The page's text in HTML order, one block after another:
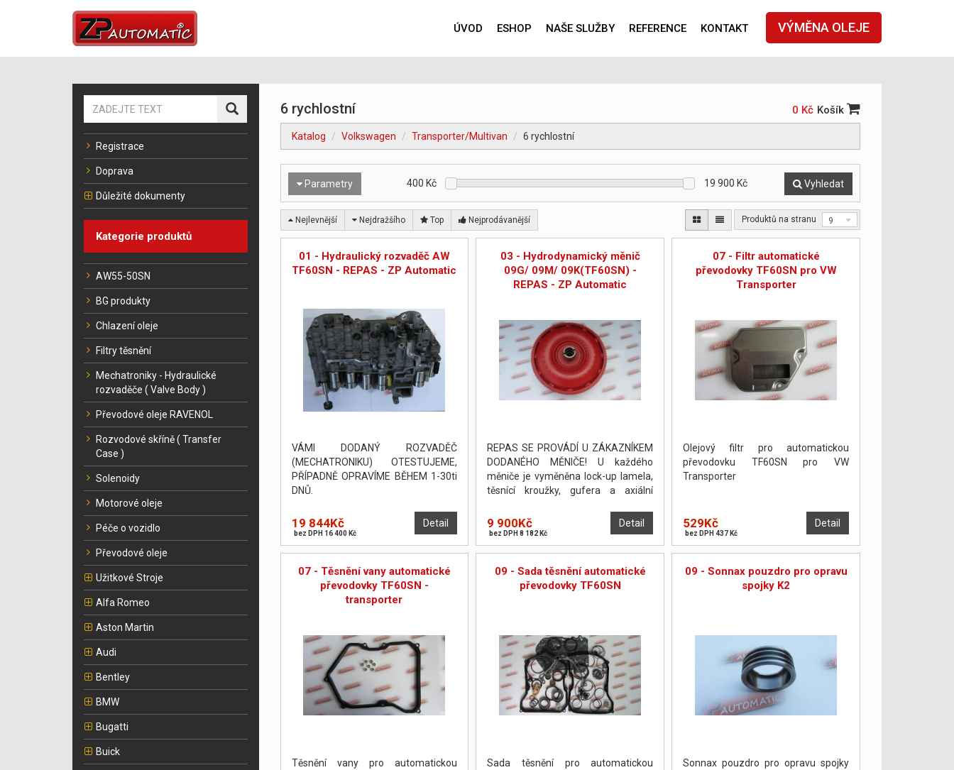
VÝMĚNA OLEJE
ÚVOD ESHOP NAŠE SLUŽBY REFERENCE KONTAKT
Registrace
Doprava
Důležité dokumenty
Kategorie produktů
AW55-50SN
BG produkty
Chlazení oleje
Filtry těsnění
Mechatroniky - Hydraulické
rozvaděče ( Valve Body )
Převodové oleje RAVENOL
Rozvodové skříně ( Transfer
Case )
Solenoidy
Motorové oleje
Péče o vozidlo
Převodové oleje
Užitkové Stroje
Alfa Romeo
Aston Martin
Audi
Bentley
BMW
Bugatti
Buick
6 rychlostní 0 Kč Košík
Katalog Volkswagen Transporter/Multivan 6 rychlostní
Parametry 400 Kč 19 900 Kč Vyhledat
Nejlevnější Nejdražšího Top Nejprodávanější Produktů na stranu 9
01 - Hydraulický rozvaděč AW
TF60SN - REPAS - ZP Automatic
VÁMI DODANÝ ROZVADĚČ
(MECHATRONIKU) OTESTUJEME,
PŘÍPADNĚ OPRAVÍME BĚHEM 1-30ti
DNŮ.
Detail
19 844Kč
bez DPH 16 400 Kč
03 - Hydrodynamický měnič
09G/ 09M/ 09K(TF60SN) -
REPAS - ZP Automatic
REPAS SE PROVÁDÍ U ZÁKAZNÍKEM
DODANÉHO MĚNIČE! U každého
měniče je vyměněna lock-up lamela,
těsnící kroužky, gufera a axiální
vyvážen. PO DOHODĚ JE MOŽNO
PROVÉST OPRAVU NA POČKÁNÍ.
Detail
9 900Kč
bez DPH 8 182 Kč
07 - Filtr automatické
převodovky TF60SN pro VW
Transporter
Olejový filtr pro automatickou
převodovku TF60SN pro VW
Transporter
Detail
529Kč
bez DPH 437 Kč
07 - Těsnění vany automatické
převodovky TF60SN -
transporter
Těsnění vany pro automatickou
09 - Sada těsnění automatické
převodovky TF60SN
Sada těsnění pro automatickou
09 - Sonnax pouzdro pro opravu
spojky K2
Sonnax pouzdro pro opravu spojky